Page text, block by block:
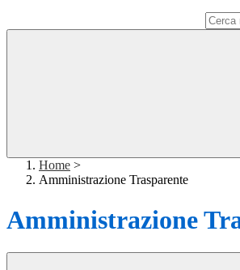
Home >
Amministrazione Trasparente
Amministrazione